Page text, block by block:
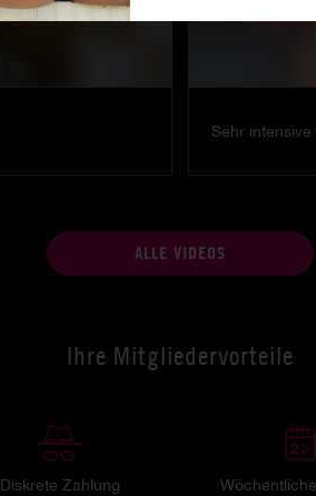
Sehr intensive
ALLE VIDEOS
Ihre Mitgliedervorteile
Diskrete Zahlung